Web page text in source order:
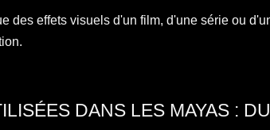
des effets visuels d'un film, d'une série ou
DANS LES MAYAS :